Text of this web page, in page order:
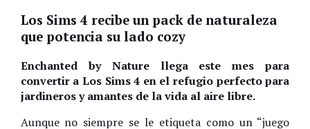
Los Sims 4 recibe un pack de naturaleza
que potencia su lado cozy
Enchanted by Nature llega este mes para
convertir a Los Sims 4 en el refugio perfecto para
jardineros y amantes de la vida al aire libre.
Aunque no siempre se le etiqueta como un “juego